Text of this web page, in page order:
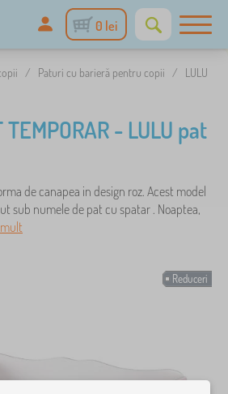
0 lei
/ Paturi cu barieră pentru copii /
LULU
TEMPORAR - LULU pat
de canapea in design roz. Acest model
sub numele de pat cu spatar . Noaptea,
Reduceri